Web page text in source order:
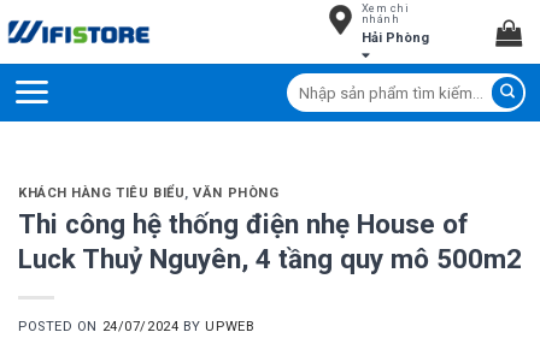
to
Xem chi
nhánh
Hải Phòng
Tìm
kiếm:
KHÁCH HÀNG TIÊU BIỂU,VĂN PHÒNG
Thi công hệ thống điện nhẹ House of
Luck Thuỷ Nguyên, 4 tầng quy mô 500m2
POSTED ON 24/07/2024 BY UPWEB